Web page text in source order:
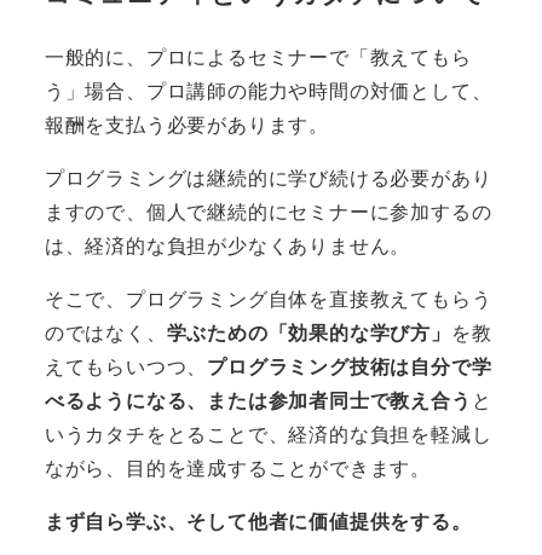
一般的に、プロによるセミナーで「教えてもら
う」場合、プロ講師の能力や時間の対価として、
報酬を支払う必要があります。
プログラミングは継続的に学び続ける必要があり
ますので、個人で継続的にセミナーに参加するの
は、経済的な負担が少なくありません。
そこで、プログラミング自体を直接教えてもらう
のではなく、 学ぶための「効果的な学び方」 を教
えてもらいつつ、 プログラミング技術は自分で学
べるようになる、または参加者同士で教え合う と
いうカタチをとることで、経済的な負担を軽減し
ながら、目的を達成することができます。
まず自ら学ぶ、そして他者に価値提供をする。